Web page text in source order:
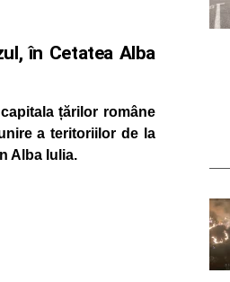
în Cetatea Alba
țărilor române
a teritoriilor de la
Alba Iulia.